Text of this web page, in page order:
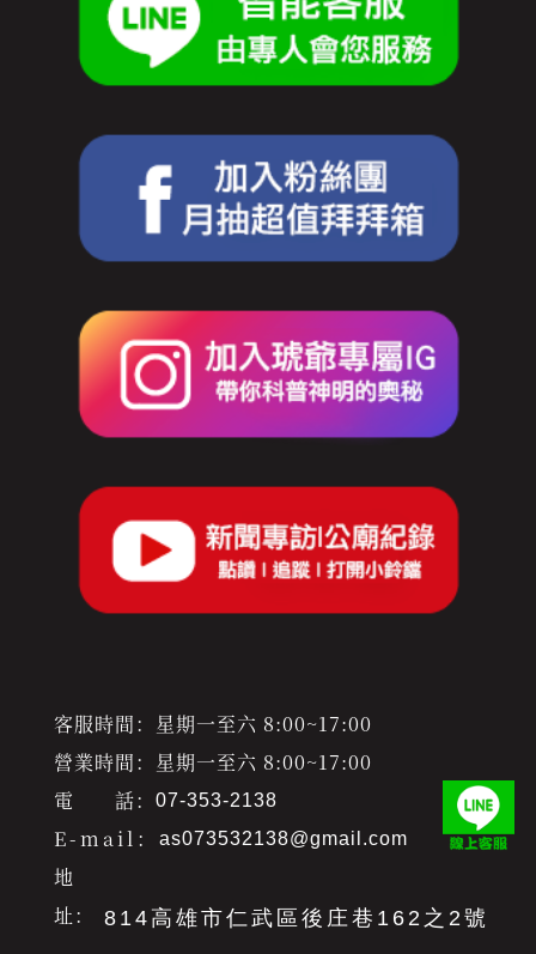
客服時間：星期一至六 8:00~17:00
營業時間：星期一至六 8:00~17:00
電 話：
07-353-2138
E-mail： as073532138@gmail.com
地
址：
814高雄市仁武區後庄巷162之2號